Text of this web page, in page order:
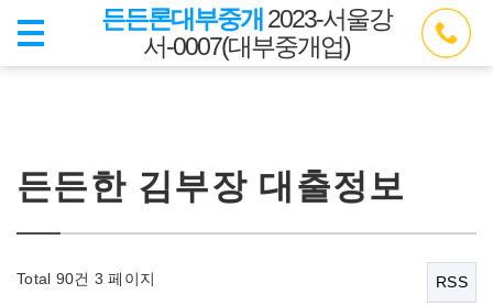
든든론대부중개 2023-서울강
서-0007(대부중개업)
든든한 김부장 대출정보
Total 90건 3 페이지 RSS